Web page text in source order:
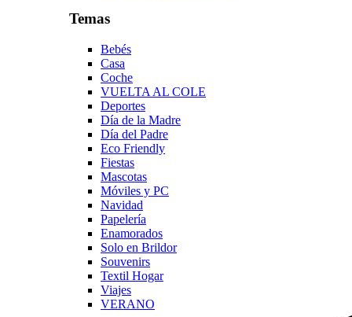
Temas
Bebés
Casa
Coche
VUELTA AL COLE
Deportes
Día de la Madre
Día del Padre
Eco Friendly
Fiestas
Mascotas
Móviles y PC
Navidad
Papelería
Enamorados
Solo en Brildor
Souvenirs
Textil Hogar
Viajes
VERANO